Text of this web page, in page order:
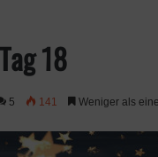
18
5 141 Weniger als